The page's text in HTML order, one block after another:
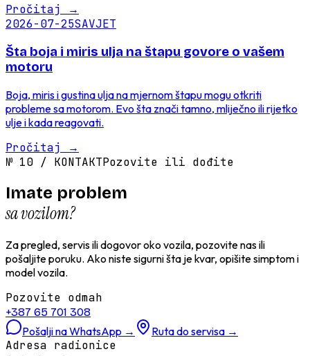
Pročitaj →
2026-07-25SAVJET
Šta boja i miris ulja na štapu govore o vašem
motoru
Boja, miris i gustina ulja na mjernom štapu mogu otkriti
probleme sa motorom. Evo šta znači tamno, mliječno ili rijetko
ulje i kada reagovati.
Pročitaj →
№ 10 / KONTAKTPozovite ili dođite
Imate problem
sa vozilom?
Za pregled, servis ili dogovor oko vozila, pozovite nas ili
pošaljite poruku. Ako niste sigurni šta je kvar, opišite simptom i
model vozila.
Pozovite odmah
+387 65 701 308
Pošalji na WhatsApp → Ruta do servisa →
Adresa radionice